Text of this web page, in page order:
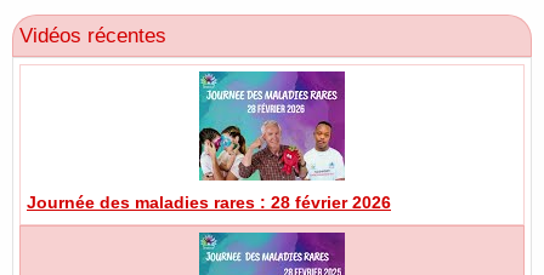
Vidéos récentes
Journée des maladies rares : 28 février 2026